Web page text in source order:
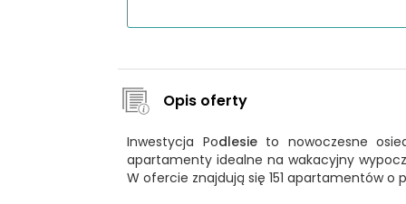
Opis oferty
Inwestycja Podlesieto nowoczesne
apartamenty idealne na wakacyjny
W ofercie znajdują się 151 apartamentów